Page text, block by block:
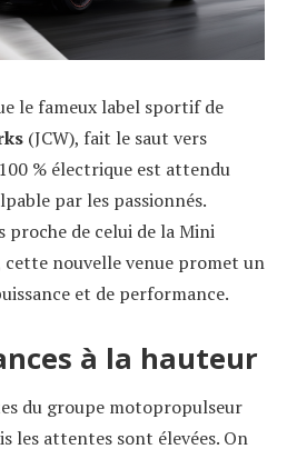
le fameux label sportif de
(JCW), fait le saut vers
% électrique est attendu
par les passionnés.
de celui de la Mini
cette nouvelle venue promet un
et de performance.
à la hauteur
du groupe motopropulseur
les attentes sont élevées. On